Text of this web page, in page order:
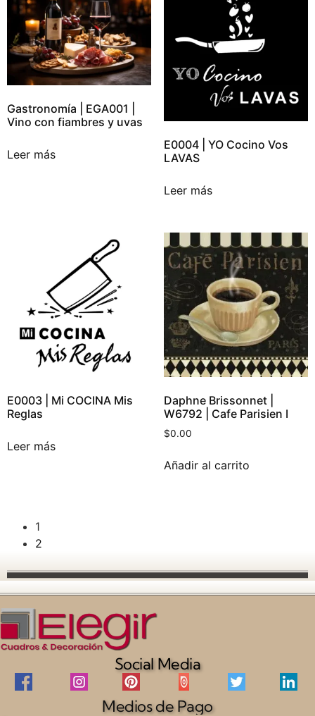
Gastronomía | EGA001 |
Vino con fiambres y uvas
Leer más
E0004 | YO Cocino Vos
LAVAS
Leer más
E0003 | Mi COCINA Mis
Reglas
Leer más
Daphne Brissonnet |
W6792 | Cafe Parisien I
$0.00
Añadir al carrito
1
2
Social Media
Medios de Pago